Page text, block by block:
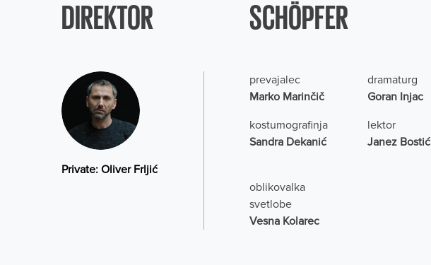
DIREKTOR
Private: Oliver Frljić
SCHÖPFER
prevajalec
Marko Marinčič
dramaturg
Goran Injac
kostumografinja
Sandra Dekanić
lektor
Janez Bostić
oblikovalka
svetlobe
Vesna Kolarec